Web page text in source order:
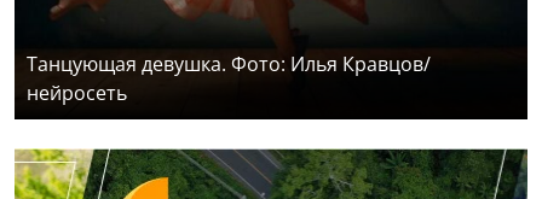
Танцующая девушка. Фото: Илья Кравцов/
нейросеть